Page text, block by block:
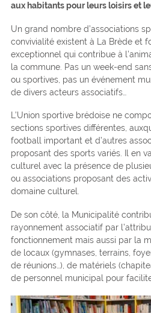
aux habitants pour leurs loisirs et
Un grand nombre d’associations
convivialité existent à La Brède et
exceptionnel qui contribue à
la commune. Pas un week-end
ou sportives, pas un événement
de divers acteurs associatifs…
L’Union sportive brédoise ne
sections sportives différentes,
football important et d’autres
proposant des sports variés. Il en
culturel avec la présence de
ou associations proposant des
domaine culturel.
De son côté, la Municipalité
rayonnement associatif par
fonctionnement mais aussi par la
de locaux (gymnases, terrains,
de réunions…), de matériels
de personnel municipal pour